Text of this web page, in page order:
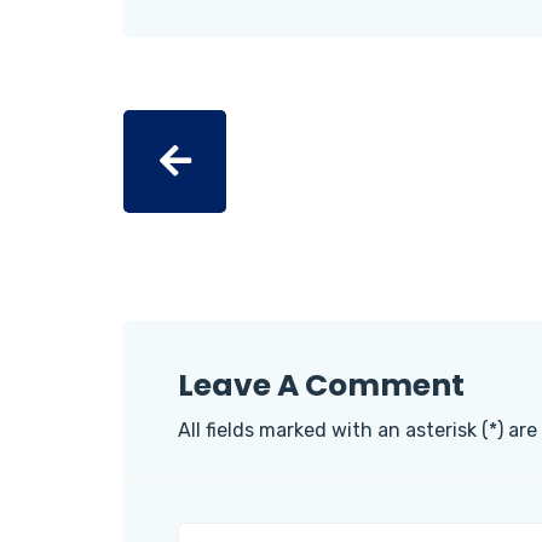
Leave A Comment
All fields marked with an asterisk (*)